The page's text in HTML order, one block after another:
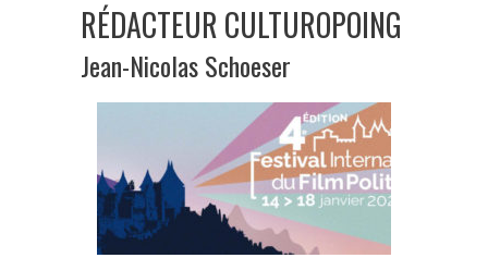
RÉDACTEUR CULTUROPOING
Jean-Nicolas Schoeser